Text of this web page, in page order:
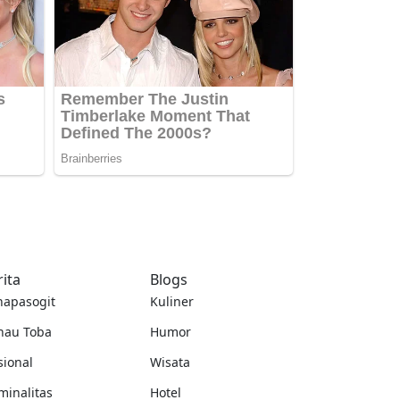
Toba
Blogs
Kuliner
Humor
Wisata
Hotel